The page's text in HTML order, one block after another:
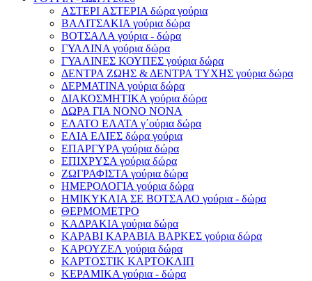
ΑΣΤΕΡΙ ΑΣΤΕΡΙΑ δώρα γούρια
ΒΑΛΙΤΣΑΚΙΑ γούρια δώρα
ΒΟΤΣΑΛΑ γούρια - δώρα
ΓΥΑΛΙΝΑ γούρια δώρα
ΓΥΑΛΙΝΕΣ ΚΟΥΠΕΣ γούρια δώρα
ΔΕΝΤΡΑ ΖΩΗΣ & ΔΕΝΤΡΑ ΤΥΧΗΣ γούρια δώρα
ΔΕΡΜΑΤΙΝΑ γούρια δώρα
ΔΙΑΚΟΣΜΗΤΙΚΑ γούρια δώρα
ΔΩΡΑ ΓΙΑ ΝΟΝΟ ΝΟΝΑ
ΕΛΑΤΟ ΕΛΑΤΑ γ΄ούρια δώρα
ΕΛΙΑ ΕΛΙΕΣ δώρα γούρια
ΕΠΑΡΓΥΡΑ γούρια δώρα
ΕΠΙΧΡΥΣΑ γούρια δώρα
ΖΩΓΡΑΦΙΣΤΑ γούρια δώρα
ΗΜΕΡΟΛΟΓΙΑ γούρια δώρα
ΗΜΙΚΥΚΛΙΑ ΣΕ ΒΟΤΣΑΛΟ γούρια - δώρα
ΘΕΡΜΟΜΕΤΡΟ
ΚΑΔΡΑΚΙΑ γούρια δώρα
ΚΑΡΑΒΙ ΚΑΡΑΒΙΑ ΒΑΡΚΕΣ γούρια δώρα
ΚΑΡΟΥΖΕΛ γούρια δώρα
ΚΑΡΤΟΣΤΙΚ ΚΑΡΤΟΚΛΙΠ
ΚΕΡΑΜΙΚΑ γούρια - δώρα